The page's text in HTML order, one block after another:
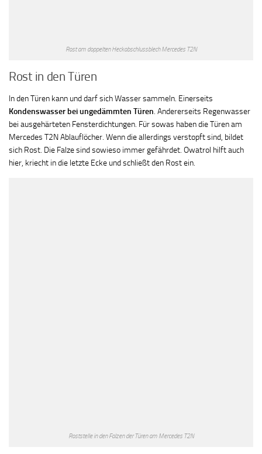
Rost am doppelten Heckabschlussblech Mercedes T2N
Rost in den Türen
In den Türen kann und darf sich Wasser sammeln. Einerseits
Kondenswasser bei ungedämmten Türen. Andererseits Regenwasser
bei ausgehärteten Fensterdichtungen. Für sowas haben die Türen am
Mercedes T2N Ablauflöcher. Wenn die allerdings verstopft sind, bildet
sich Rost. Die Falze sind sowieso immer gefährdet. Owatrol hilft auch
hier, kriecht in die letzte Ecke und schließt den Rost ein.
Roststelle in den Falzen der Türen am Mercedes T2N